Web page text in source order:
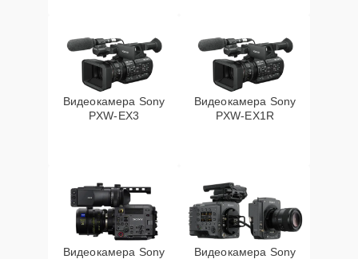
Видеокамера Sony
PXW‑EX3
Видеокамера Sony
PXW‑EX1R
Видеокамера Sony
Видеокамера Sony